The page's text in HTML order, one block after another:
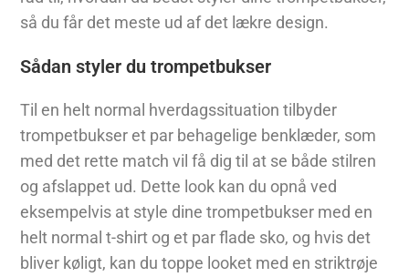
så du får det meste ud af det lækre design.
Sådan styler du trompetbukser
Til en helt normal hverdagssituation tilbyder
trompetbukser et par behagelige benklæder, som
med det rette match vil få dig til at se både stilren
og afslappet ud. Dette look kan du opnå ved
eksempelvis at style dine trompetbukser med en
helt normal t-shirt og et par flade sko, og hvis det
bliver køligt, kan du toppe looket med en striktrøje